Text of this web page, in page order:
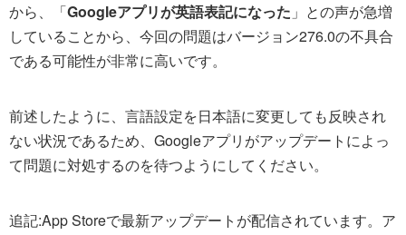
から、「Googleアプリが英語表記になった 」との声が急増
していることから、今回の問題はバージョン276.0の不具合
である可能性が非常に高いです。
前述したように、言語設定を日本語に変更しても反映され
ない状況であるため、Googleアプリがアップデートによっ
て問題に対処するのを待つようにしてください。
追記:App Storeで最新アップデートが配信されています。ア